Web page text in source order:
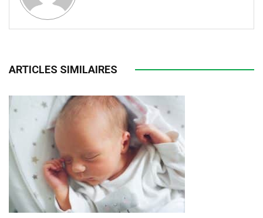
ARTICLES SIMILAIRES